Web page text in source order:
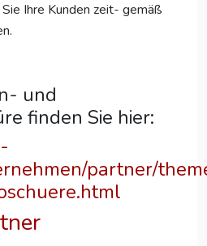
Ihre Kunden zeit- gemäß
und
finden Sie hier:
partner/